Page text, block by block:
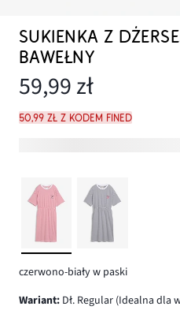
SUKIENKA Z
BAWEŁNY
59,99 zł
50,99 zł z kodem FINED
czerwono-biały w paski
wariant: Dł. Regular (Idealna dla